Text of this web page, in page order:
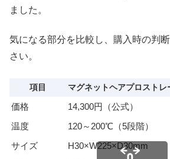
ました。
気になる部分を比較し、購入時の判
さい。
項目 マグネットヘアプロストレ
価格 14,300円（公式）
温度
120～200℃（5段階）
サイズ
H30×W225×D30mm